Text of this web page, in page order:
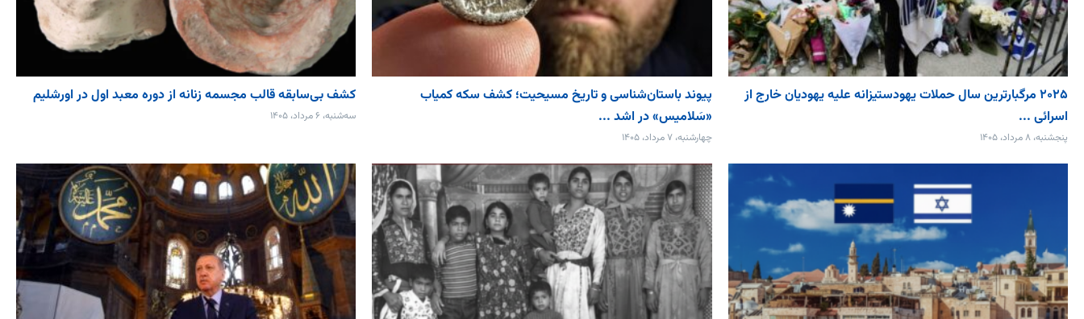
۲۰۲۵ مرگبارترین سال حملات یهودستیزانه علیه یهودیان خارج از
اسرائی ...
پنجشنبه، ۸ مرداد، ۱۴۰۵
پیوند باستان‌شناسی و تاریخ مسیحیت؛ کشف سکه کمیاب
«سَلامیس» در اشد ...
چهارشنبه، ۷ مرداد، ۱۴۰۵
کشف بی‌سابقه قالب مجسمه زنانه از دوره معبد اول در اورشلیم
سه‌شنبه، ۶ مرداد، ۱۴۰۵